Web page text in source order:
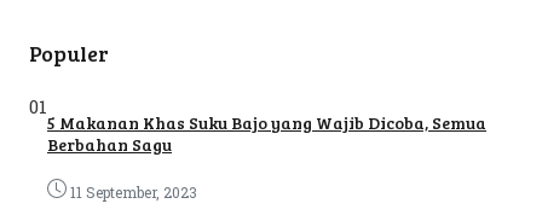
Populer
01
5 Makanan Khas Suku Bajo yang Wajib Dicoba, Semua
Berbahan Sagu
11 September, 2023